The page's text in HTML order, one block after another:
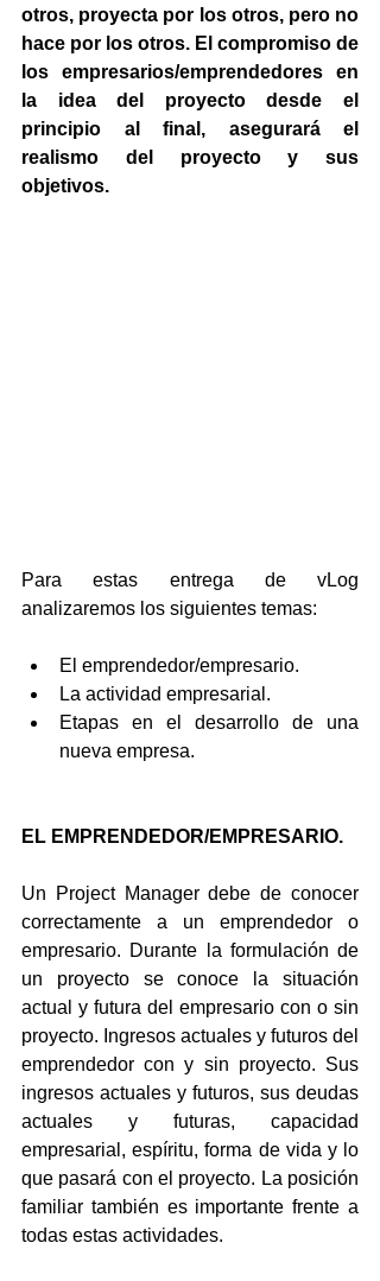
otros, proyecta por los otros, pero no
hace por los otros. El compromiso de
los empresarios/emprendedores en
la idea del proyecto desde el
principio al final, asegurará el
realismo del proyecto y sus
objetivos.
Para estas entrega de vLog
analizaremos los siguientes temas:
El emprendedor/empresario.
La actividad empresarial.
Etapas en el desarrollo de una
nueva empresa.
EL EMPRENDEDOR/EMPRESARIO.
Un Project Manager debe de conocer
correctamente a un emprendedor o
empresario. Durante la formulación de
un proyecto se conoce la situación
actual y futura del empresario con o sin
proyecto. Ingresos actuales y futuros del
emprendedor con y sin proyecto. Sus
ingresos actuales y futuros, sus deudas
actuales y futuras, capacidad
empresarial, espíritu, forma de vida y lo
que pasará con el proyecto. La posición
familiar también es importante frente a
todas estas actividades.